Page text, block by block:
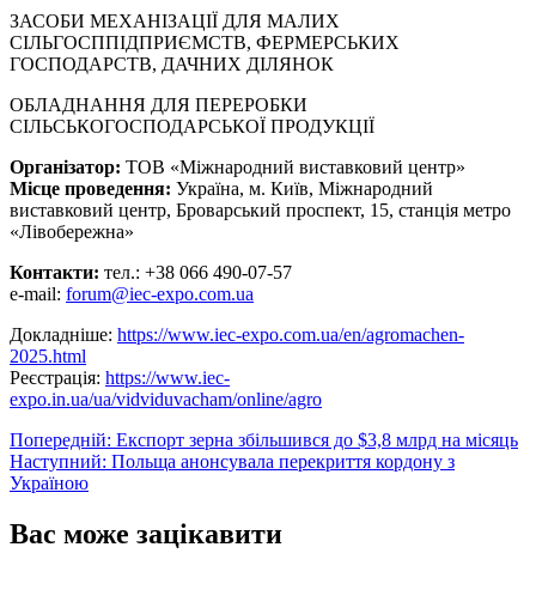
ЗАСОБИ МЕХАНІЗАЦІЇ ДЛЯ МАЛИХ
СІЛЬГОСППІДПРИЄМСТВ, ФЕРМЕРСЬКИХ
ГОСПОДАРСТВ, ДАЧНИХ ДІЛЯНОК
ОБЛАДНАННЯ ДЛЯ ПЕРЕРОБКИ
СІЛЬСЬКОГОСПОДАРСЬКОЇ ПРОДУКЦІЇ
Організатор: ТОВ «Міжнародний виставковий центр»
Місце проведення: Україна, м. Київ, Міжнародний
виставковий центр, Броварський проспект, 15, станція метро
«Лівобережна»
Контакти: тел.: +38 066 490-07-57
e-mail: forum@iec-expo.com.ua
Докладніше: https://www.iec-expo.com.ua/en/agromachen-
2025.html
Реєстрація: https://www.iec-
expo.in.ua/ua/vidviduvacham/online/agro
Навігація
записів
Попередній: Експорт зерна збільшився до $3,8 млрд на місяць
Наступний: Польща анонсувала перекриття кордону з
Україною
Вас може зацікавити